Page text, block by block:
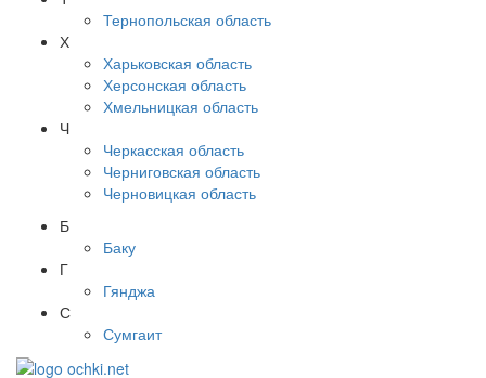
Тернопольская область
Х
Харьковская область
Херсонская область
Хмельницкая область
Ч
Черкасская область
Черниговская область
Черновицкая область
Б
Баку
Г
Гянджа
С
Сумгаит